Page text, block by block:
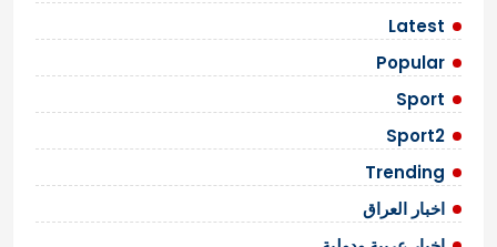
Latest
Popular
Sport
Sport2
Trending
اخبار العراق